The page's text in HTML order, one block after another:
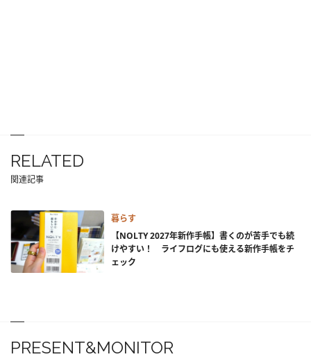
RELATED
関連記事
暮らす
【NOLTY 2027年新作手帳】書くのが苦手でも続
けやすい！ ライフログにも使える新作手帳をチ
ェック
PRESENT&MONITOR